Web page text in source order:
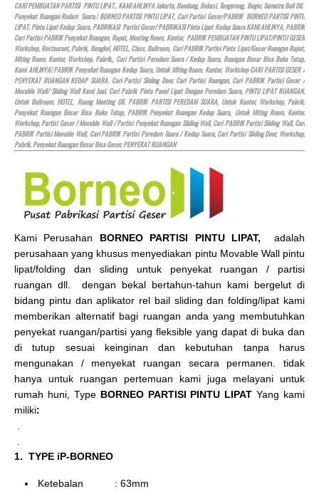
CARI PEMBUATAN PARTISI PINTU LIPAT.. KAMI AHLINYA Jakarta, Bandung, Bekasi, Tangerang, Bogor, Sumatra Bali Dll.
Penyekat Ruangan Redam Suara.! BORNEO PARTISI PINTU LIPAT, Cari Partisi Geser/PABRIK BORNEO PARTISI PINTU
LIPAT, Pintu Lipat Kedap Suara, PABRIKASI Partisi Geser/ PABRIKASI Pintu Lipat Kedap Suara KAMI AHLINYA, PABRIK
Cari Partisi PABRIK Penyekat Ruangan, Rapat, Meeting Room, Kantor, PABRIK PEMBUATAN PINTU LIPAT/PINTU GESER
Workshop, Restaurant, Pabrik, Bengkel,HOTEL, Class, Ballroom, Cari PABRIK Partisi Pintu Lipat/Geser Ruangan Rapat,
Miting Room, Kantor, Workshop, Pabrik,, Cari Partisi Peredam Suara / Kedap Suara, Ruangan Besar Bisa Buka Tutup,
Kami AHLINYA! PABRIK Penyekat Ruangan Kedap Suara, Untuk Miting Room, Kantor, Workshop CARI PARTISI GESER /
PENYEKAT RUANGAN KEDAP SUARA. Cari Partisi Sliding Door, Cari Partisi Ruangan, Cari PABRIK Partisi Geser /
Movable Wall/ Sliding Wall Kami Jual, Cari Pabrik Pintu Panel Lipat Dengan Peredam Suara, PINTU LIPAT RUANGAN,
Untuk Ballroom,HOTEL, Ruang Meeting Dll. PABRIK PARTISI PEREDAM SUARA, Untuk Kantor, Workshop, Pabrik,
Penyekat Ruangan Besar Bisa Buka Tutup, PABRIK Penyekat Ruangan Kedap Suara, Untuk Miting Room, Kantor,
Workshop, Partisi Geser / Movable Wall / Partisi Penyekat Ruangan Sliding Wall, Cari PABRIK Partisi Sliding Wall, Cari
PABRIK Partisi Movable Wall, Cari PABRIK Partisi Peredam Suara / Kedap Suara, Cari Partisi Sliding Door, Workshop,
Pabrik, Penyekat Ruangan Besar Bisa Geser, PENYEKAT RUANGAN
Kami Perusahan BORNEO PARTISI PINTU LIPAT, adalah
perusahaan yang khusus menyediakan pintu Movable Wall pintu
lipat/folding dan sliding untuk penyekat ruangan / partisi
ruangan dll. dengan bekal bertahun-tahun kami bergelut di
bidang pintu dan aplikator rel bail sliding dan folding/lipat kami
memberikan alternatif bagi ruangan anda yang membutuhkan
penyekat ruangan/partisi yang fleksible yang dapat di buka dan
di tutup sesuai keinginan dan kebutuhan tanpa harus
mengunakan / menyekat ruangan secara permanen. tidak
hanya untuk ruangan pertemuan kami juga melayani untuk
rumah huni, Type BORNEO PARTISI PINTU LIPAT Yang kami
miliki:
1. TYPE iP-BORNEO
Ketebalan : 63mm